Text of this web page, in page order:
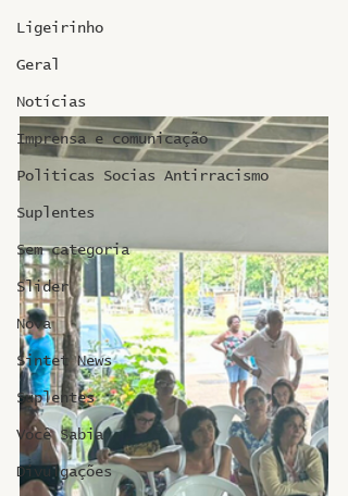
Ligeirinho
Geral
Notícias
Imprensa e comunicação
Politicas Socias Antirracismo
Suplentes
Sem categoria
Slider
Nova
Sintet News
Suplentes
Você Sabia
Divulgações